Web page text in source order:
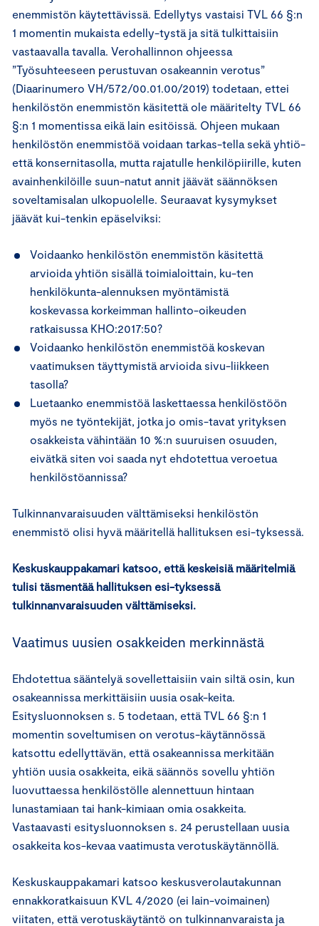
enemmistön käytettävissä. Edellytys vastaisi TVL 66 §:n
1 momentin mukaista edelly-tystä ja sitä tulkittaisiin
vastaavalla tavalla. Verohallinnon ohjeessa
”Työsuhteeseen perustuvan osakeannin verotus”
(Diaarinumero VH/572/00.01.00/2019) todetaan, ettei
henkilöstön enemmistön käsitettä ole määritelty TVL 66
§:n 1 momentissa eikä lain esitöissä. Ohjeen mukaan
henkilöstön enemmistöä voidaan tarkas-tella sekä yhtiö-
että konsernitasolla, mutta rajatulle henkilöpiirille, kuten
avainhenkilöille suun-natut annit jäävät säännöksen
soveltamisalan ulkopuolelle. Seuraavat kysymykset
jäävät kui-tenkin epäselviksi:
Voidaanko henkilöstön enemmistön käsitettä
arvioida yhtiön sisällä toimialoittain, ku-ten
henkilökunta-alennuksen myöntämistä
koskevassa korkeimman hallinto-oikeuden
ratkaisussa KHO:2017:50?
Voidaanko henkilöstön enemmistöä koskevan
vaatimuksen täyttymistä arvioida sivu-liikkeen
tasolla?
Luetaanko enemmistöä laskettaessa henkilöstöön
myös ne työntekijät, jotka jo omis-tavat yrityksen
osakkeista vähintään 10 %:n suuruisen osuuden,
eivätkä siten voi saada nyt ehdotettua veroetua
henkilöstöannissa?
Tulkinnanvaraisuuden välttämiseksi henkilöstön
enemmistö olisi hyvä määritellä hallituksen esi-tyksessä.
Keskuskauppakamari katsoo, että keskeisiä määritelmiä
tulisi täsmentää hallituksen esi-tyksessä
tulkinnanvaraisuuden välttämiseksi.
Vaatimus uusien osakkeiden merkinnästä
Ehdotettua sääntelyä sovellettaisiin vain siltä osin, kun
osakeannissa merkittäisiin uusia osak-keita.
Esitysluonnoksen s. 5 todetaan, että TVL 66 §:n 1
momentin soveltumisen on verotus-käytännössä
katsottu edellyttävän, että osakeannissa merkitään
yhtiön uusia osakkeita, eikä säännös sovellu yhtiön
luovuttaessa henkilöstölle alennettuun hintaan
lunastamiaan tai hank-kimiaan omia osakkeita.
Vastaavasti esitysluonnoksen s. 24 perustellaan uusia
osakkeita kos-kevaa vaatimusta verotuskäytännöllä.
Keskuskauppakamari katsoo keskusverolautakunnan
ennakkoratkaisuun KVL 4/2020 (ei lain-voimainen)
viitaten, että verotuskäytäntö on tulkinnanvaraista ja